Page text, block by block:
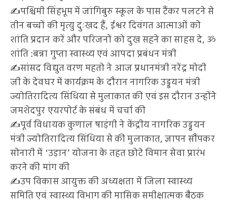
✍️पश्चिमी सिंहभूम में जांगिबुरु स्कूल के पास टैंकर पलटने से
तीन बच्चों की मृत्यु दुःखद हैं, ईश्वर दिवंगत आत्माओं को
शांति प्रदान करें और परिजनों को दुख सहने का साहस दे, ॐ
शांति :बन्ना गुप्ता स्वास्थ्य एवं आपदा प्रबंधन मंत्री
✍️सांसद विद्युत वरण महतो ने आज प्रधानमंत्री नरेंद्र मोदी
जी के देवघर में कार्यक्रम के दौरान नागरिक उड्डयन मंत्री
ज्योतिरादित्य सिंधिया से मुलाकात की एवं इस दौरान उन्होंने
जमशेदपुर एयरपोर्ट के संबंध में चर्चा की
✍️पूर्व विधायक कुणाल षाड़ंगी ने केंद्रीय नागरिक उड्डयन
मंत्री ज्योतिरादित्य सिंधिया से की मुलाकात, ज्ञापन सौंपकर
सोनारी में ‘उड़ान’ योजना के तहत छोटे विमान सेवा प्रारंभ
करने की मांग की
✍️उप विकास आयुक्त की अध्यक्षता में जिला स्वास्थ्य
समिति एवं स्वास्थ्य विभाग की मासिक समीक्षात्मक बैठक